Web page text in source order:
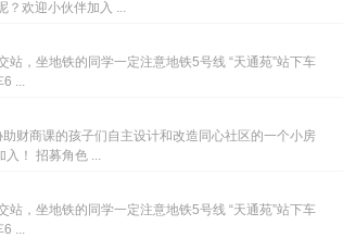
？欢迎小伙伴加入 ...
站，坐地铁的同学一定注意地铁5号线 “天通苑”站下车
6 ...
财商课的孩子们自主设计和改造同心社区的一个小房
入！ 招募角色 ...
站，坐地铁的同学一定注意地铁5号线 “天通苑”站下车
6 ...